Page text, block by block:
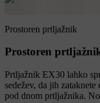
Prostoren prtljažnik
Prostoren
Prtljažnik EX30 lahko
sedežev, da jih
pod dnom prtljažnika.